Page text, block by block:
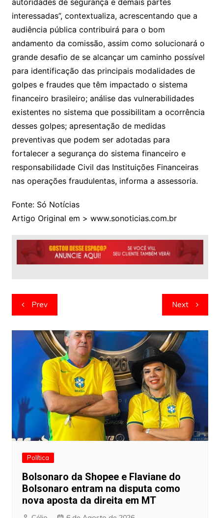
interessadas”, contextualiza, acrescentando que a
audiência pública contribuirá para o bom
andamento da comissão, assim como solucionará o
grande desafio de se alcançar um caminho possível
para identificação das principais modalidades de
golpes e fraudes que têm impactado o sistema
financeiro brasileiro; análise das vulnerabilidades
existentes no sistema que possibilitam a ocorrência
desses golpes; apresentação de medidas
preventivas que podem ser adotadas para
fortalecer a segurança do sistema financeiro e
responsabilidade Civil das Instituições Financeiras
nas operações fraudulentas, informa a assessoria.
Fonte: Só Notícias
Artigo Original em > www.sonoticias.com.br
Navegação
de
artigos
Prev Next
Política
Bolsonaro da Shopee e Flaviane do
Bolsonaro entram na disputa como
nova aposta da direita em MT